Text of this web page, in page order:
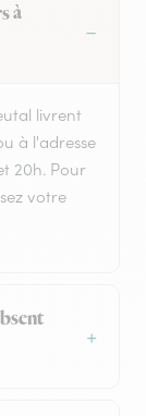
à
livrent
à l'adresse
20h. Pour
votre